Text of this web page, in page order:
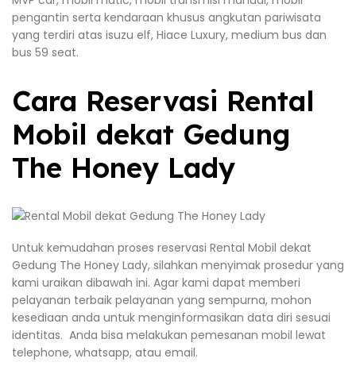
pengantin serta kendaraan khusus angkutan pariwisata
yang terdiri atas isuzu elf, Hiace Luxury, medium bus dan
bus 59 seat.
Cara Reservasi Rental
Mobil dekat Gedung
The Honey Lady
Untuk kemudahan proses reservasi Rental Mobil dekat
Gedung The Honey Lady, silahkan menyimak prosedur yang
kami uraikan dibawah ini. Agar kami dapat memberi
pelayanan terbaik pelayanan yang sempurna, mohon
kesediaan anda untuk menginformasikan data diri sesuai
identitas. Anda bisa melakukan pemesanan mobil lewat
telephone, whatsapp, atau email.